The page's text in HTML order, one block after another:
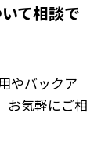
て相談で
やバックア
お気軽にご相